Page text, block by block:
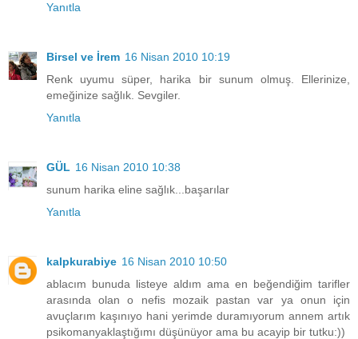
Yanıtla
Birsel ve İrem 16 Nisan 2010 10:19
Renk uyumu süper, harika bir sunum olmuş. Ellerinize,
emeğinize sağlık. Sevgiler.
Yanıtla
GÜL 16 Nisan 2010 10:38
sunum harika eline sağlık...başarılar
Yanıtla
kalpkurabiye 16 Nisan 2010 10:50
ablacım bunuda listeye aldım ama en beğendiğim tarifler
arasında olan o nefis mozaik pastan var ya onun için
avuçlarım kaşınıyo hani yerimde duramıyorum annem artık
psikomanyaklaştığımı düşünüyor ama bu acayip bir tutku:))